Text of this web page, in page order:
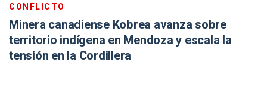
CONFLICTO
Minera canadiense Kobrea avanza sobre
territorio indígena en Mendoza y escala la
tensión en la Cordillera